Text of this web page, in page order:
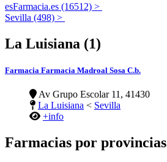
esFarmacia.es (16512) >
Sevilla (498) >
La Luisiana (1)
Farmacia Farmacia Madroal Sosa C.b.
Av Grupo Escolar 11, 41430
La Luisiana < Sevilla
+info
Farmacias por provincias